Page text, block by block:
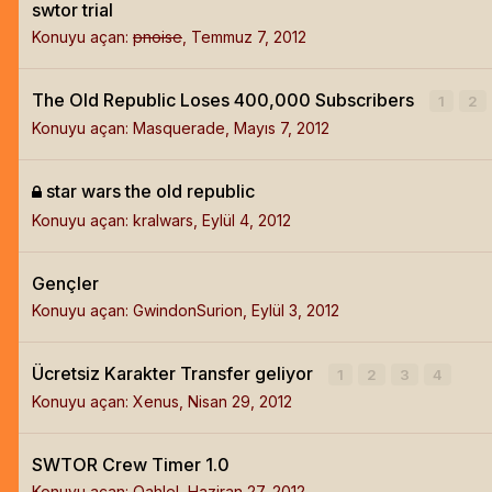
swtor trial
Konuyu açan: pnoise Temmuz 7, 2012
The Old Republic Loses 400,000 Subscribers 1 2
Konuyu açan: Masquerade Mayıs 7, 2012
star wars the old republic
Konuyu açan: kralwars Eylül 4, 2012
Gençler
Konuyu açan: GwindonSurion Eylül 3, 2012
Ücretsiz Karakter Transfer geliyor 1 2 3 4
Konuyu açan: Xenus Nisan 29, 2012
SWTOR Crew Timer 1.0